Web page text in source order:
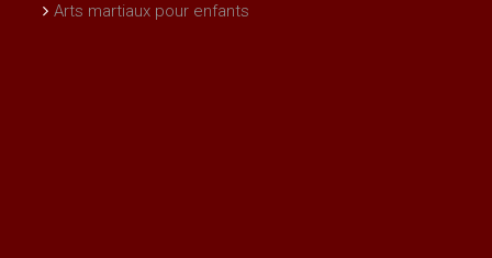
Arts martiaux pour enfants